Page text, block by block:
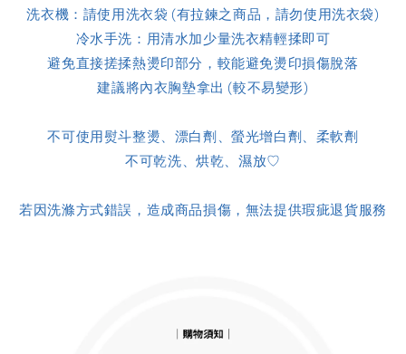
洗衣機：請使用洗衣袋 (有拉鍊之商品，請勿使用洗衣袋)
冷水手洗：用清水加少量洗衣精輕揉即可
避免直接搓揉熱燙印部分，較能避免燙印損傷脫落
建議將內衣胸墊拿出 (較不易變形)
不可使用熨斗整燙、漂白劑、螢光增白劑、柔軟劑
不可乾洗、烘乾、濕放♡
若因洗滌方式錯誤，造成商品損傷，無法提供瑕疵退貨服務